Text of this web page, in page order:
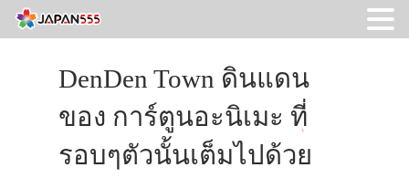
DenDen Town ดินแดน
ของ การ์ตูนอะนิเมะ ที่
รอบๆตัวนั้นเต็มไปด้วย